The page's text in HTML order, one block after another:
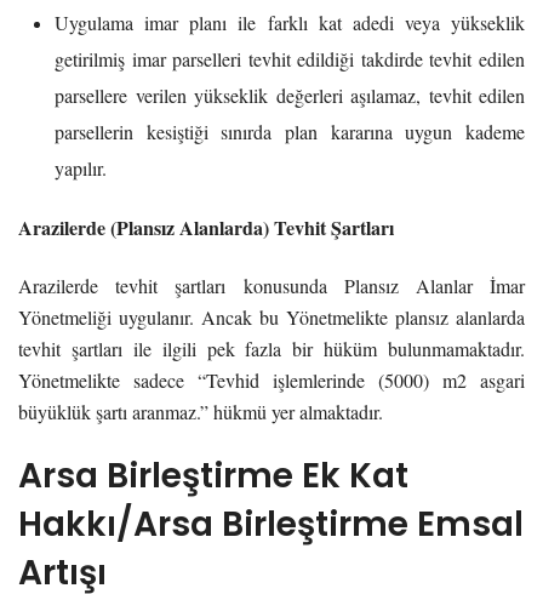
Uygulama imar planı ile farklı kat adedi veya yükseklik
getirilmiş imar parselleri tevhit edildiği takdirde tevhit edilen
parsellere verilen yükseklik değerleri aşılamaz, tevhit edilen
parsellerin kesiştiği sınırda plan kararına uygun kademe
yapılır.
Arazilerde (Plansız Alanlarda) Tevhit Şartları
Arazilerde tevhit şartları konusunda Plansız Alanlar İmar
Yönetmeliği uygulanır. Ancak bu Yönetmelikte plansız alanlarda
tevhit şartları ile ilgili pek fazla bir hüküm bulunmamaktadır.
Yönetmelikte sadece “Tevhid işlemlerinde (5000) m2 asgari
büyüklük şartı aranmaz.” hükmü yer almaktadır.
Arsa Birleştirme Ek Kat
Hakkı/Arsa Birleştirme Emsal
Artışı